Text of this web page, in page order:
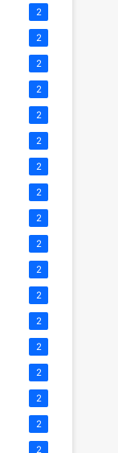
2
2
2
2
2
2
2
2
2
2
2
2
2
2
2
2
2
2